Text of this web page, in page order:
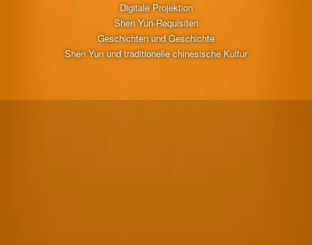
Digitale Projektion
Shen Yun-Requisiten
Geschichten und Geschichte
Shen Yun und traditionelle chinesische Kultur